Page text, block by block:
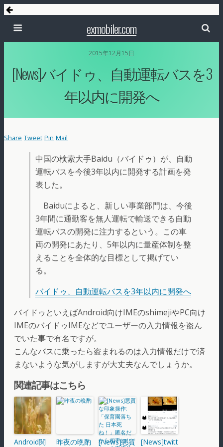
exmobiler.com
2015年12月15日
[News]バイドゥ、自動運転バスを3
年以内に開発へ
Share Tweet Pin Mail
中国の検索大手Baidu（バイドゥ）が、自動
運転バスを今後3年以内に開発する計画を発
表した。
Baiduによると、新しい事業部門は、今後
3年間に通勤客を無人運転で輸送できる自動
運転バスの開発に注力するという。この車
両の開発にあたり、5年以内に量産体制を整
えることを全体的な目標として掲げてい
る。
バイドゥ、自動運転バスを3年以内に開発へ
バイドゥといえばAndroid向けIMEのshimejiやPC向け
IMEのバイドゥIMEなどでユーザーの入力情報を盗ん
でいた事で有名ですが。
こんなバスに乗ったら盗まれるのは入力情報だけで済
まないような気がしますが大丈夫なんでしょうか。
関連記事はこちら
Android関
昨夜の晩酌
[News]悪質 [News]twitt